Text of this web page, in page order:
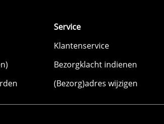
Service
Klantenservice
Bezorgklacht indienen
(Bezorg)adres wijzigen